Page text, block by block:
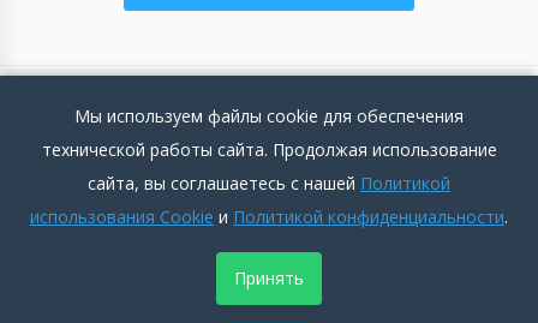
Аноним 2025-12-05 14:04:16 5 1657
Положительные стороны
Проходил онлайн-курс по управлению требованиями,
который организовала компания. Курс оказался
Мы используем файлы cookie для обеспечения
технической работы сайта. Продолжая использование
сайта, вы соглашаетесь с нашей Политикой
использования Cookie и Политикой конфиденциальности.
Принять